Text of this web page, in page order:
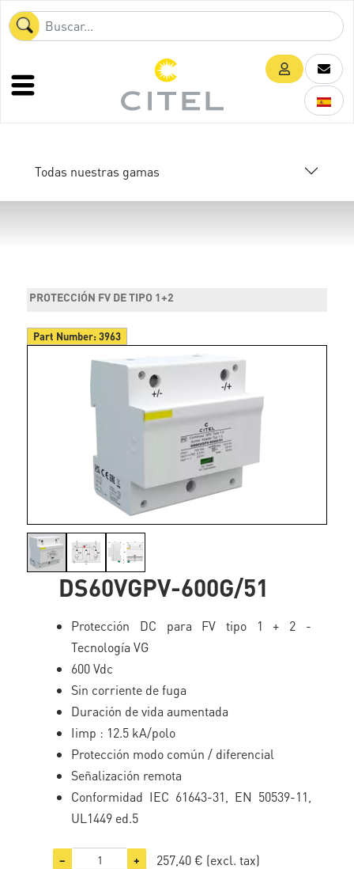
Todas nuestras gamas
PROTECCIÓN FV DE TIPO 1+2
Part Number:3963
DS60VGPV-600G/51
Protección DC para FV tipo 1 + 2 -
Tecnología VG
600 Vdc
Sin corriente de fuga
Duración de vida aumentada
Iimp : 12.5 kA/polo
Protección modo común / diferencial
Señalización remota
Conformidad IEC 61643-31, EN 50539-11,
UL1449 ed.5
− + 257,40 € (excl. tax)